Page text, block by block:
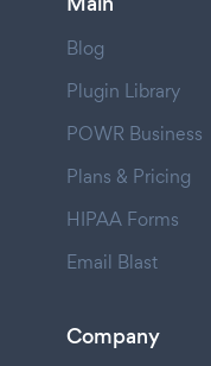
Blog
Plugin Library
POWR Business
Plans & Pricing
HIPAA Forms
Email Blast
Company